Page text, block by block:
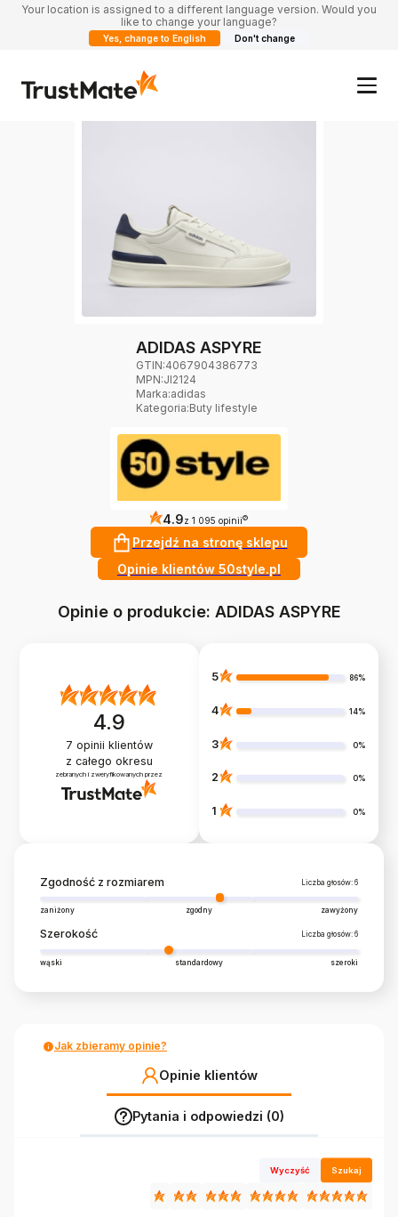
Your location is assigned to a different language version. Would you
like to change your language?
Yes, change to English Don't change
ADIDAS ASPYRE
GTIN:4067904386773
MPN:JI2124
Marka:adidas
Kategoria:Buty lifestyle
4.9z 1 095 opinii ?
Przejdź na stronę sklepu
Opinie klientów 50style.pl
Opinie o produkcie: ADIDAS ASPYRE
4.9
7 opinii klientów
z całego okresu
zebranych i zweryfikowanych przez
5 86%
4 14%
3 0%
2 0%
1 0%
Zgodność z rozmiarem Liczba głosów: 6
zaniżony zgodny zawyżony
Szerokość Liczba głosów: 6
wąski standardowy szeroki
Jak zbieramy opinie?
Opinie klientów
Pytania i odpowiedzi (0)
Wyczyść Szukaj